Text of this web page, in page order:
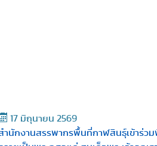
17 มิถุนายน 2569
ำนักงานสรรพากรพื้นที่กาฬสินธุ์เข้าร่